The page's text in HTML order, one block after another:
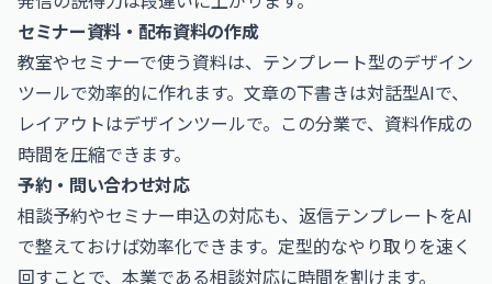
セミナー資料・配布資料の作成
教室やセミナーで使う資料は、テンプレート型のデザイン
ツールで効率的に作れます。文章の下書きは対話型AIで、
レイアウトはデザインツールで。この分業で、資料作成の
時間を圧縮できます。
予約・問い合わせ対応
相談予約やセミナー申込の対応も、返信テンプレートをAI
で整えておけば効率化できます。定型的なやり取りを速く
回すことで、本業である相談対応に時間を割けます。